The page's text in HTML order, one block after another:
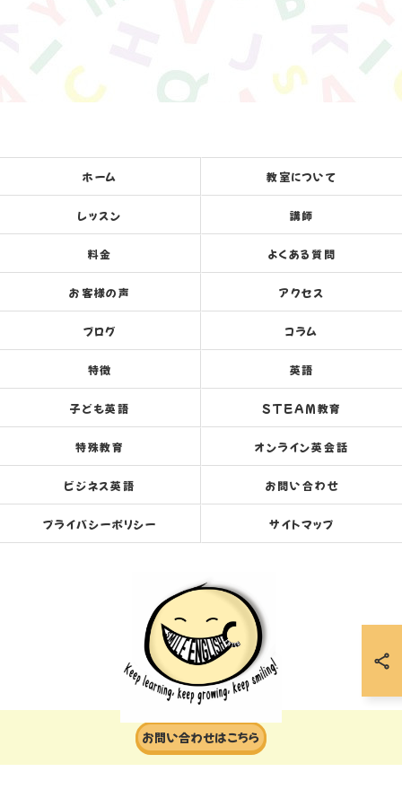
お問い合わせはこちら
ホーム 教室について
レッスン 講師
料金 よくある質問
お客様の声 アクセス
ブログ コラム
特徴 英語
子ども英語 STEAM教育
特殊教育 オンライン英会話
ビジネス英語 お問い合わせ
プライバシーポリシー サイトマップ
© 2026 岐阜の英会話ならスマイルイングリッシュセンター ALL RIGHTS RESERVED.